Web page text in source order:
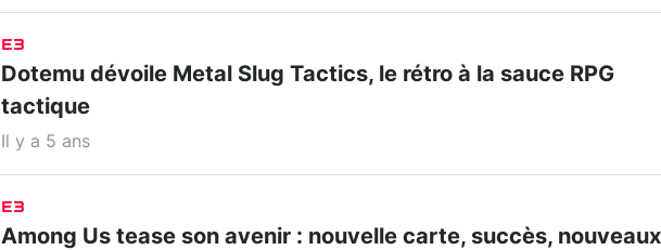
E3
Dotemu dévoile Metal Slug Tactics, le rétro à la sauce RPG
tactique
Il y a 5 ans
E3
Among Us tease son avenir : nouvelle carte, succès, nouveaux